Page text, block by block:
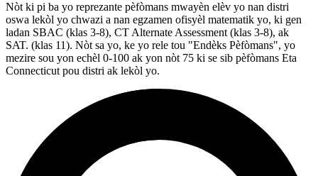
Nòt ki pi ba yo reprezante pèfòmans mwayèn elèv yo nan distri
oswa lekòl yo chwazi a nan egzamen ofisyèl matematik yo, ki gen
ladan SBAC (klas 3-8), CT Alternate Assessment (klas 3-8), ak
SAT. (klas 11). Nòt sa yo, ke yo rele tou "Endèks Pèfòmans", yo
mezire sou yon echèl 0-100 ak yon nòt 75 ki se sib pèfòmans Eta
Connecticut pou distri ak lekòl yo.